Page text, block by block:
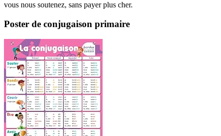
vous nous soutenez, sans payer plus cher.
Poster de conjugaison primaire